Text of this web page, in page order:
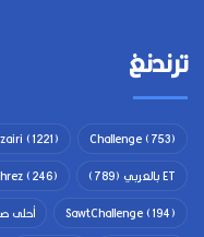
ترندنغ
Challenge(753)
(1221)
ET بالعربي
(789)
(246)
SawtChallenge(194) أحلى